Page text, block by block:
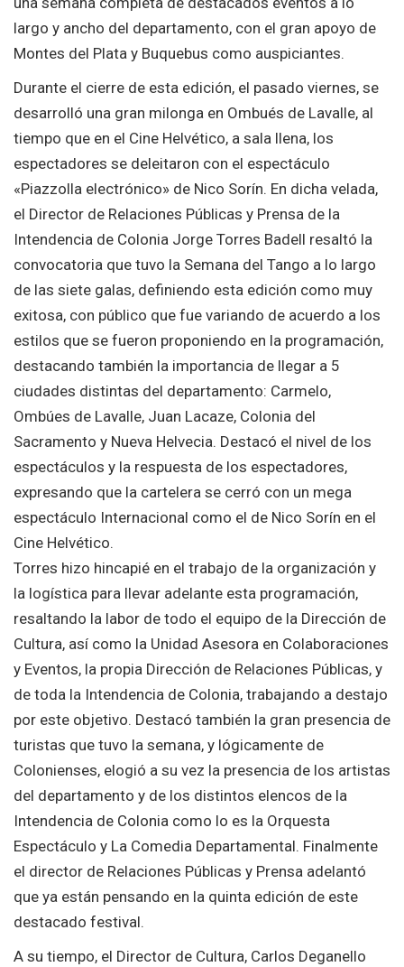
largo y ancho del departamento, con el gran apoyo de
Montes del Plata y Buquebus como auspiciantes.
Durante el cierre de esta edición, el pasado viernes, se
desarrolló una gran milonga en Ombués de Lavalle, al
tiempo que en el Cine Helvético, a sala llena, los
espectadores se deleitaron con el espectáculo
«Piazzolla electrónico» de Nico Sorín. En dicha velada,
el Director de Relaciones Públicas y Prensa de la
Intendencia de Colonia Jorge Torres Badell resaltó la
convocatoria que tuvo la Semana del Tango a lo largo
de las siete galas, definiendo esta edición como muy
exitosa, con público que fue variando de acuerdo a los
estilos que se fueron proponiendo en la programación,
destacando también la importancia de llegar a 5
ciudades distintas del departamento: Carmelo,
Ombúes de Lavalle, Juan Lacaze, Colonia del
Sacramento y Nueva Helvecia. Destacó el nivel de los
espectáculos y la respuesta de los espectadores,
expresando que la cartelera se cerró con un mega
espectáculo Internacional como el de Nico Sorín en el
Cine Helvético.
Torres hizo hincapié en el trabajo de la organización y
la logística para llevar adelante esta programación,
resaltando la labor de todo el equipo de la Dirección de
Cultura, así como la Unidad Asesora en Colaboraciones
y Eventos, la propia Dirección de Relaciones Públicas, y
de toda la Intendencia de Colonia, trabajando a destajo
por este objetivo. Destacó también la gran presencia de
turistas que tuvo la semana, y lógicamente de
Colonienses, elogió a su vez la presencia de los artistas
del departamento y de los distintos elencos de la
Intendencia de Colonia como lo es la Orquesta
Espectáculo y La Comedia Departamental. Finalmente
el director de Relaciones Públicas y Prensa adelantó
que ya están pensando en la quinta edición de este
destacado festival.
A su tiempo, el Director de Cultura, Carlos Deganello